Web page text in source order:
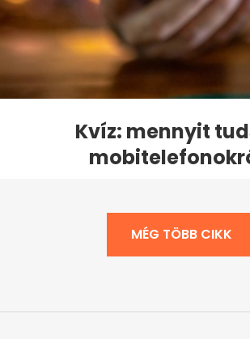
Kvíz: mennyit
MÉG TÖBB CIKK